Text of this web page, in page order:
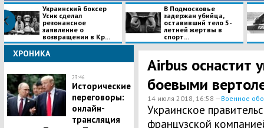
Украинский боксер
Усик сделал
резонансное
заявление о
возвращении в Кр...
В Подмосковье
задержан убийца,
оставивший тело 5-
летней жертвы в
спорт...
ХРОНИКА
23:46
Исторические
переговоры:
онлайн-
трансляция
Airbus оснастит
боевыми
14 июля 2018, 16:58 —Военное
Украинское
французской